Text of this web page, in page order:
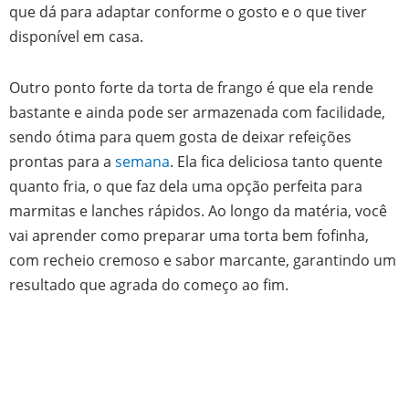
que dá para adaptar conforme o gosto e o que tiver
disponível em casa.
Outro ponto forte da torta de frango é que ela rende
bastante e ainda pode ser armazenada com facilidade,
sendo ótima para quem gosta de deixar refeições
prontas para a semana. Ela fica deliciosa tanto quente
quanto fria, o que faz dela uma opção perfeita para
marmitas e lanches rápidos. Ao longo da matéria, você
vai aprender como preparar uma torta bem fofinha,
com recheio cremoso e sabor marcante, garantindo um
resultado que agrada do começo ao fim.